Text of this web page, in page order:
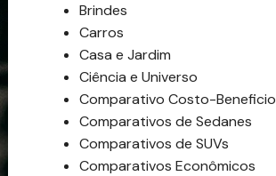
Brindes
Carros
Casa e Jardim
Ciência e Universo
Comparativo Costo-Beneficio
Comparativos de Sedanes
Comparativos de SUVs
Comparativos Econômicos